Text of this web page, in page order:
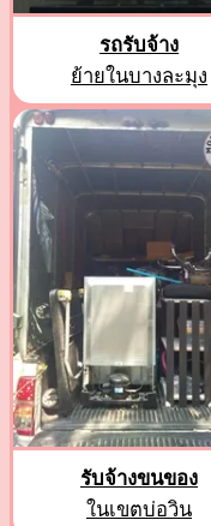
รถรับจ้าง
ย้ายในบางละมุง
รับจ้างขนของ
ในเขตบ่อวิน